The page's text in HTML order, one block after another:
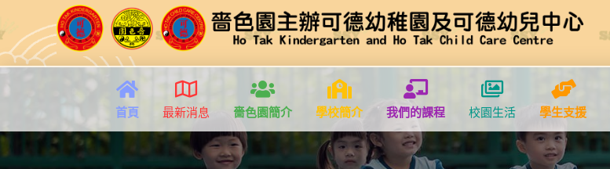
首頁 最新消息 嗇色園簡介 學校簡介 我們的課程 校園生活 學生支援